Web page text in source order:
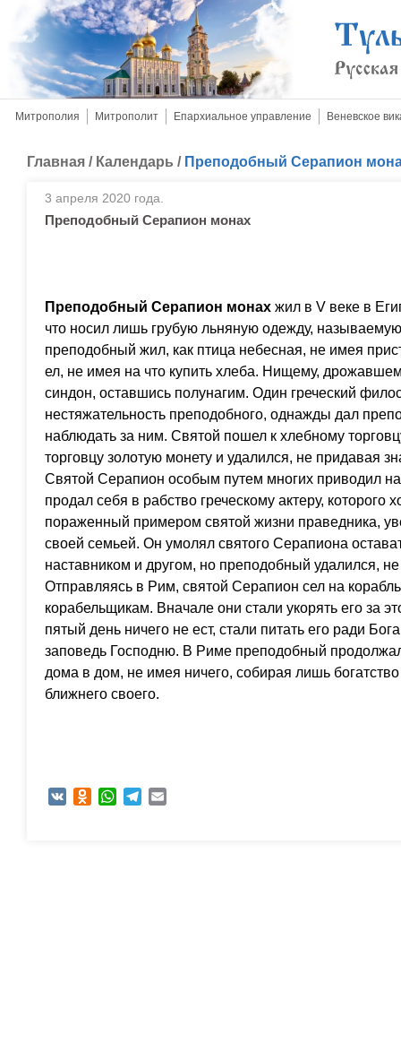
Митрополия Митрополит Епархиальное управление Веневское
Главная / Календарь / Преподобный Серапион
3 апреля 2020 года.
Преподобный Серапион монах
Преподобный Серапион монах жил в V веке в
что носил лишь грубую льняную одежду,
преподобный жил, как птица небесная, не имея
ел, не имея на что купить хлеба. Нищему,
синдон, оставшись полунагим. Один греческий
нестяжательность преподобного, однажды дал
наблюдать за ним. Святой пошел к хлебному
торговцу золотую монету и удалился, не придавая
Святой Серапион особым путем многих приводил
продал себя в рабство греческому актеру, которого
пораженный примером святой жизни праведника,
своей семьей. Он умолял святого Серапиона
наставником и другом, но преподобный удалился,
Отправляясь в Рим, святой Серапион сел на
корабельщикам. Вначале они стали укорять его за
пятый день ничего не ест, стали питать его ради
заповедь Господню. В Риме преподобный
дома в дом, не имея ничего, собирая лишь
ближнего своего.
VK Odnoklassniki
WhatsAppTelegram